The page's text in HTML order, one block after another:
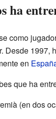
ha
como
Desde 1997,
en
que ha
(en dos